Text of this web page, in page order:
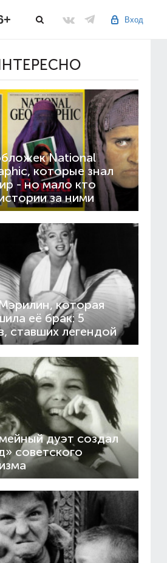
Вход
National
которые знал
- но мало кто
за ними
которая
её брак: 5
ставших легендой
дуэт создал
советского